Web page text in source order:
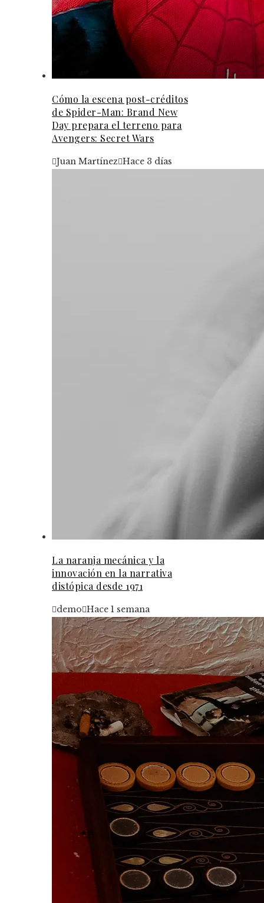
Cómo la escena post-créditos
de Spider-Man: Brand New
Day prepara el terreno para
Avengers: Secret Wars
Juan Martínez Hace 3 días
La naranja mecánica y la
innovación en la narrativa
distópica desde 1971
demo Hace 1 semana